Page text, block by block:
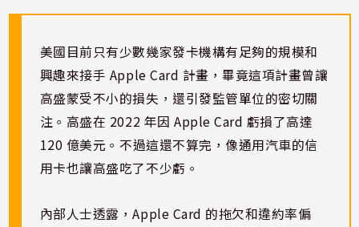
美國目前只有少數幾家發卡機構有足夠的規模和
興趣來接手 Apple Card 計畫，畢竟這項計畫曾讓
高盛蒙受不小的損失，還引發監管單位的密切關
注。高盛在 2022 年因 Apple Card 虧損了高達
120 億美元。不過這還不算完，像通用汽車的信
用卡也讓高盛吃了不少虧。
內部人士透露，Apple Card 的拖欠和違約率偏